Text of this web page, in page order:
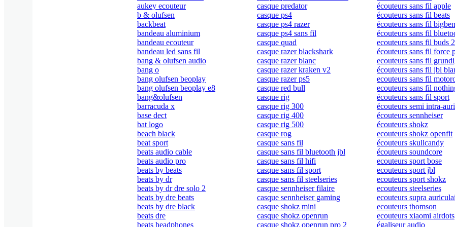
aukey ecouteur
b & olufsen
backbeat
bandeau aluminium
bandeau ecouteur
bandeau led sans fil
bang & olufsen audio
bang o
bang olufsen beoplay
bang olufsen beoplay e8
bang&olufsen
barracuda x
base dect
bat logo
beach black
beat sport
beats audio cable
beats audio pro
beats by beats
beats by dr
beats by dr dre solo 2
beats by dre beats
beats by dre black
beats dre
beats headphones
casque predator
casque ps4
casque ps4 razer
casque ps4 sans fil
casque quad
casque razer blackshark
casque razer blanc
casque razer kraken v2
casque razer ps5
casque red bull
casque rig
casque rig 300
casque rig 400
casque rig 500
casque rog
casque sans fil
casque sans fil bluetooth jbl
casque sans fil hifi
casque sans fil sport
casque sans fil steelseries
casque sennheiser filaire
casque sennheiser gaming
casque shokz mini
casque shokz openrun
casque shokz openrun pro 2
écouteurs sans fil apple
écouteurs sans fil beats
écouteurs sans fil bigben
écouteurs sans fil
ecouteurs sans fil buds
écouteurs sans fil force
ecouteurs sans fil
écouteurs sans fil jbl
ecouteurs sans fil
ecouteurs sans fil
écouteurs sans fil sport
écouteurs semi intra-
écouteurs sennheiser
écouteurs shokz
ecouteurs shokz openfit
écouteurs skullcandy
écouteurs soundcore
ecouteurs sport bose
ecouteurs sport jbl
ecouteurs sport shokz
ecouteurs steelseries
ecouteurs supra
ecouteurs thomson
ecouteurs xiaomi airdots
égaliseur audio